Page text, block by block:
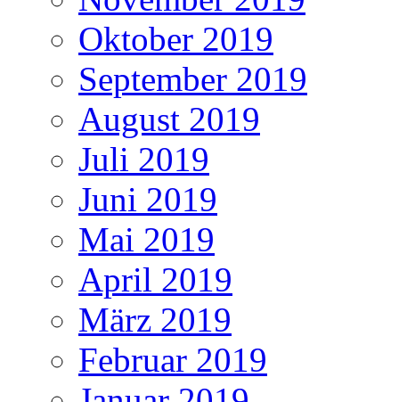
Oktober 2019
September 2019
August 2019
Juli 2019
Juni 2019
Mai 2019
April 2019
März 2019
Februar 2019